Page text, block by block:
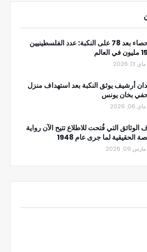
الإحصاء بعد 78 على النكبة: عدد الفلسطينيين
العالم
ماي 13, 2026
أرشيف يوثق النكبة بعد استهداف منزل
بخان يونس
ماي 06, 2026
الوثائق التي فُتحت للاطلاع تتيح الآن رواية
الحقيقية لما جرى عام 1948
مارس 09, 2026